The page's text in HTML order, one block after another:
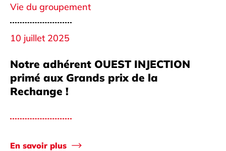
Vie du groupement
10 juillet 2025
Notre adhérent OUEST INJECTION
primé aux Grands prix de la
Rechange !
En savoir plus